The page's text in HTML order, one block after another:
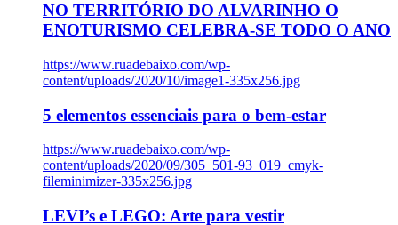
NO TERRITÓRIO DO ALVARINHO O
ENOTURISMO CELEBRA-SE TODO O ANO
https://www.ruadebaixo.com/wp-
content/uploads/2020/10/image1-335x256.jpg
5 elementos essenciais para o bem-estar
https://www.ruadebaixo.com/wp-
content/uploads/2020/09/305_501-93_019_cmyk-
fileminimizer-335x256.jpg
LEVI’s e LEGO: Arte para vestir